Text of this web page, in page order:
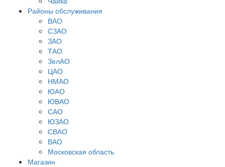
Районы обслуживания
ВАО
СЗАО
ЗАО
ТАО
ЗелАО
ЦАО
НМАО
ЮАО
ЮВАО
САО
ЮЗАО
СВАО
ВАО
Московская область
Магазин